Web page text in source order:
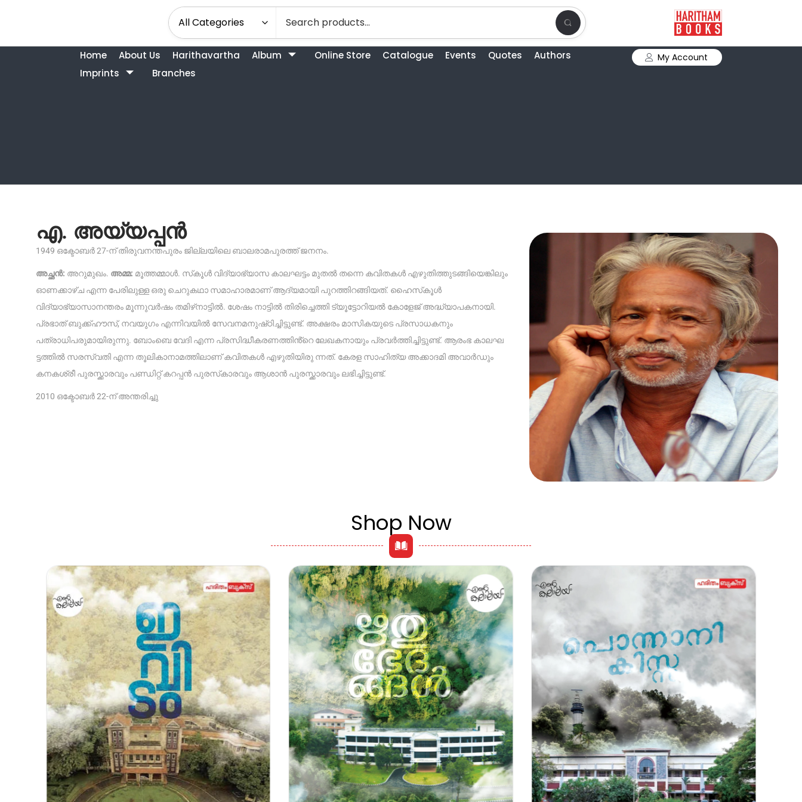
Home About Us Harithavartha Album Online Store Catalogue Events Quotes
Authors
Imprints
Branches
My Account
എ. അയ്യപ്പൻ
1949 ഒക്ടോബർ 27-ന് തിരുവനന്തപുരം ജില്ലയിലെ ബാലരാമപുരത്ത് ജനനം.
അച്ഛൻ: അറുമുഖം. അമ്മ: മൂത്തമ്മാൾ. സ്‌കൂൾ വിദ്യാഭ്യാസ കാലഘട്ടം മുതൽ തന്നെ കവിതകൾ എഴുതിത്തുടങ്ങിയെങ്കിലും
ഓണക്കാഴ്‌ച എന്ന പേരിലുള്ള ഒരു ചെറുകഥാ സമാഹാരമാണ് ആദ്യമായി പുറത്തിറങ്ങിയത്. ഹൈസ്‌കൂൾ
വിദ്യാഭ്യാസാനന്തരം മൂന്നുവർഷം തമിഴ്‌നാട്ടിൽ. ശേഷം നാട്ടിൽ തിരിച്ചെത്തി ട്യൂട്ടോറിയൽ കോളേജ് അദ്ധ്യാപകനായി.
പ്രഭാത് ബുക്ക്ഹൗസ്, നവയുഗം എന്നിവയിൽ സേവനമനുഷ്‌ഠിച്ചിട്ടുണ്ട്. അക്ഷരം മാസികയുടെ പ്രസാധകനും
പത്രാധിപരുമായിരുന്നു. ബോംബെ വേദി എന്ന പ്രസിദ്ധീകരണത്തിൻ്റെ ലേഖകനായും പ്രവർത്തിച്ചിട്ടുണ്ട്. ആരംഭ കാലഘ
ട്ടത്തിൽ സരസ്വതി എന്ന തൂലികാനാമത്തിലാണ് കവിതകൾ എഴുതിയിരു ന്നത്. കേരള സാഹിത്യ അക്കാദമി അവാർഡും
കനകശ്രീ പുരസ്ക്കാരവും പണ്ഡിറ്റ് കറപ്പൻ പുരസ്‌കാരവും ആശാൻ പുരസ്ക്കാരവും ലഭിച്ചിട്ടുണ്ട്.
2010 ഒക്ടോബർ 22-ന് അന്തരിച്ചു
Shop Now